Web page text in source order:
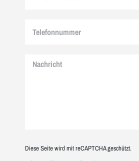
Diese Seite wird mit reCAPTCHA geschützt.